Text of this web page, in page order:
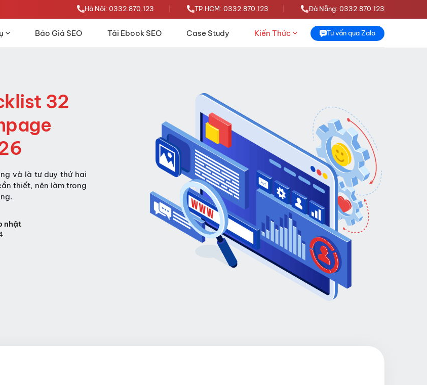
Hà Nội: 0332.870.123 TP.HCM: 0332.870.123 Đà Nẵng: 0332.870.123
Báo Giá SEO Tải Ebook SEO Case Study Kiến Thức Tư vấn qua Zalo
32
và là tư duy thứ hai
thiết, nên làm trong
nhật